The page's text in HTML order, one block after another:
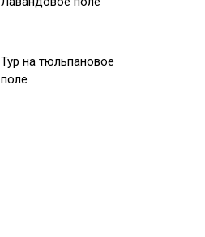
Тур на тюльпановое
поле